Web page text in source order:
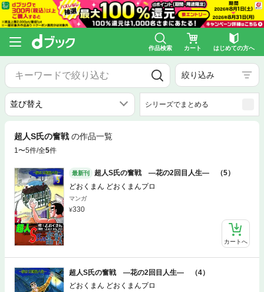
作品検索 カート はじめての方へ
絞り込み
シリーズでまとめる
超人S氏の奮戦 の作品一覧
1〜5件/全5件
最新刊
超人S氏の奮戦 ―花の2回目人生― （5）
どおくまん どおくまんプロ
マンガ
330
カートへ
超人S氏の奮戦 ―花の2回目人生― （4）
どおくまん どおくまんプロ